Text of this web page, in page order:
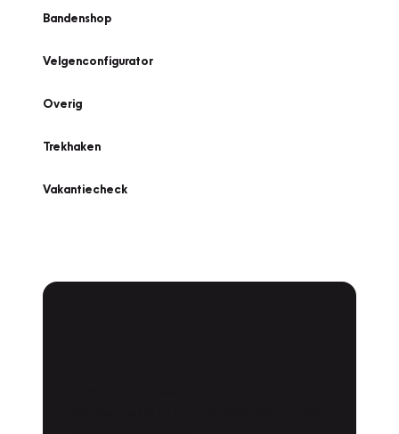
Bandenshop
Velgenconfigurator
Overig
Trekhaken
Vakantiecheck